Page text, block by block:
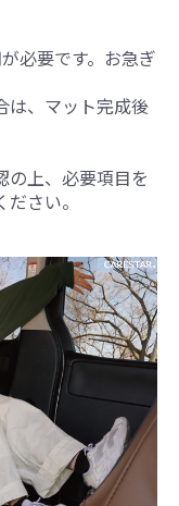
必要です。お急ぎ
は、マット完成後
上、必要項目を
さい。